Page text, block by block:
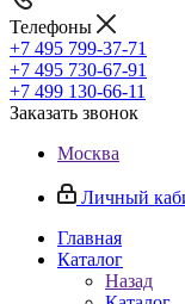
Телефоны
+7 495 799-37-71
+7 495 730-67-91
+7 499 130-66-11
Заказать звонок
Москва
Личный
Главная
Каталог
Назад